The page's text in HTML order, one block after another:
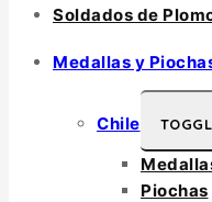
Soldados de
Medallas y
Chile
Piochas